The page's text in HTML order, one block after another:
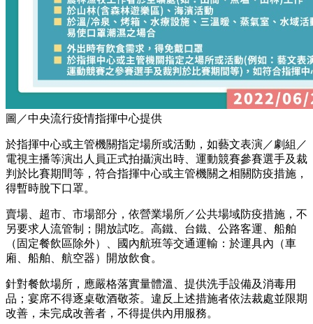
圖／中央流行疫情指揮中心提供
於指揮中心或主管機關指定場所或活動，如藝文表演／劇組／
電視主播等演出人員正式拍攝演出時、運動競賽參賽選手及裁
判於比賽期間等，符合指揮中心或主管機關之相關防疫措施，
得暫時脫下口罩。
賣場、超市、市場部分，依營業場所／公共場域防疫措施，不
另要求人流管制；開放試吃。高鐵、台鐵、公路客運、船舶
（固定餐飲區除外）、國內航班等交通運輸：於運具內（車
廂、船舶、航空器）開放飲食。
針對餐飲場所，應嚴格落實量體溫、提供洗手設備及消毒用
品；宴席不得逐桌敬酒敬茶。違反上述措施者依法裁處並限期
改善，未完成改善者，不得提供內用服務。